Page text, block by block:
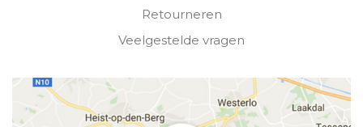
Retourneren
Veelgestelde vragen